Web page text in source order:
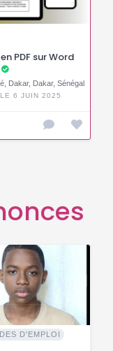
PDF sur Word
Dakar, Dakar, Sénégal
6 JUIN 2025
D'EMPLOI